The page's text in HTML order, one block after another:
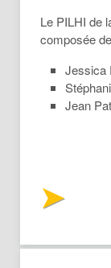
Le PILHI de
composée
Jessica
Jean